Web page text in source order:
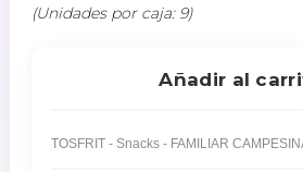
(Unidades por caja: 9)
Añadir al